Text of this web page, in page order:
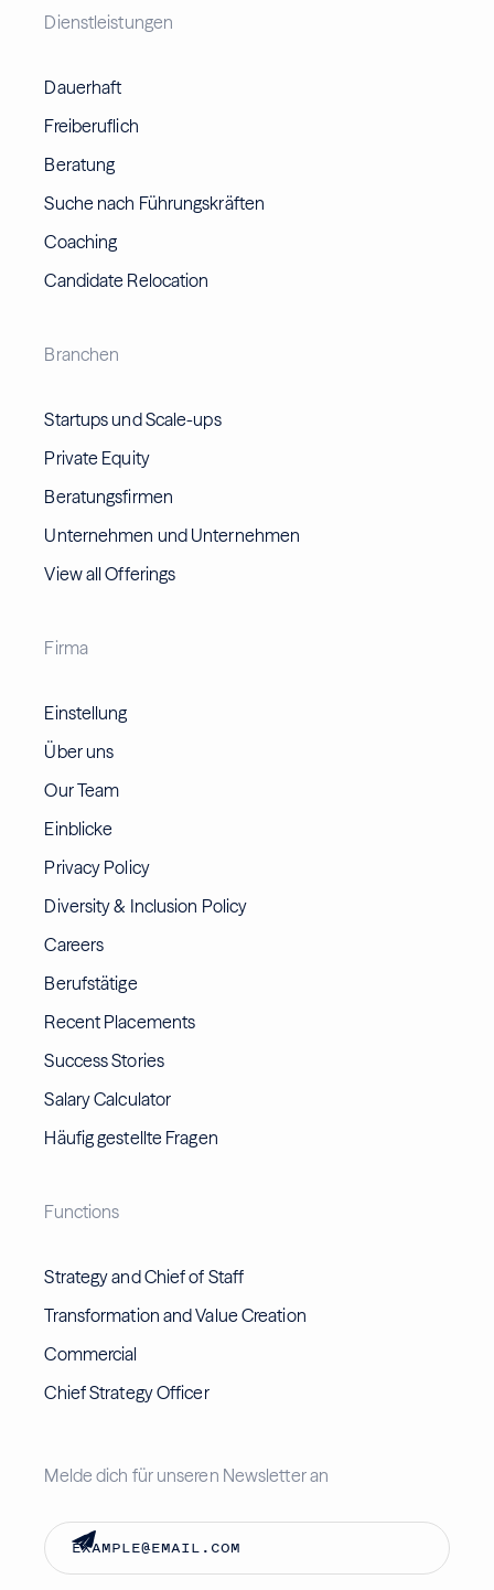
Dienstleistungen
Dauerhaft
Freiberuflich
Beratung
Suche nach Führungskräften
Coaching
Candidate Relocation
Branchen
Startups und Scale-ups
Private Equity
Beratungsfirmen
Unternehmen und Unternehmen
View all Offerings
Firma
Einstellung
Über uns
Our Team
Einblicke
Privacy Policy
Diversity & Inclusion Policy
Careers
Berufstätige
Recent Placements
Success Stories
Salary Calculator
Häufig gestellte Fragen
Functions
Strategy and Chief of Staff
Transformation and Value Creation
Commercial
Chief Strategy Officer
Melde dich für unseren Newsletter an